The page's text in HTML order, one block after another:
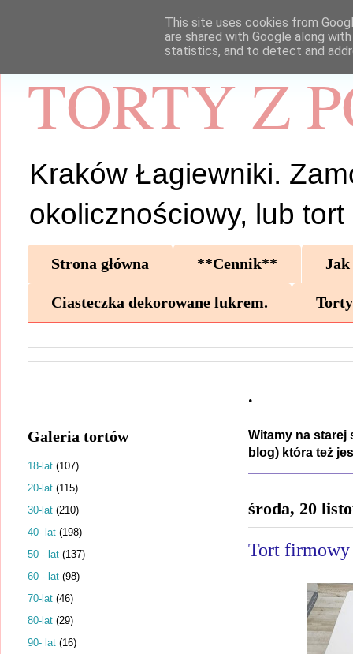
TORTY Z
Kraków Łagiewniki.
okolicznościowy, lub tort
Strona główna **Cennik** Jak
Ciasteczka dekorowane lukrem.
.
Witamy na starej
blog) która też
środa, 20
Tort firmowy
Galeria tortów
18-lat (107)
20-lat (115)
30-lat (210)
40- lat (198)
50 - lat (137)
60 - lat (98)
70-lat (46)
80-lat (29)
90- lat (16)
This site uses cookies from
are shared with Google along
statistics, and to detect and